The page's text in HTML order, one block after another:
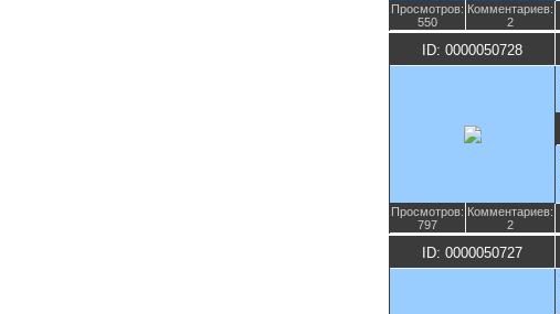
Просмотров:
550
Комментариев:
2
ID: 0000050728
Просмотров:
797
Комментариев:
2
ID: 0000050727